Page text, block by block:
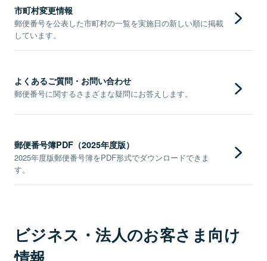
市町村変更情報
郵便番号を公表した市町村の一覧を実施日の新しい順に掲載
しています。
よくあるご質問・お問い合わせ
郵便番号に関するさまざまな疑問にお答えします。
郵便番号簿PDF（2025年度版）
2025年度版郵便番号簿をPDF形式でダウンロードできま
す。
ビジネス・法人のお客さま向け